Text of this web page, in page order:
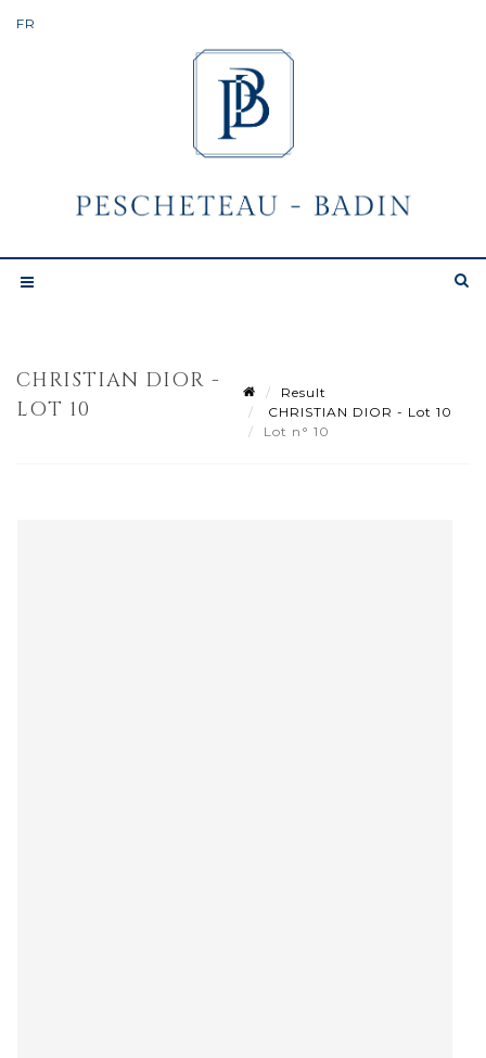
CHRISTIAN DIOR -
LOT 10
Result
CHRISTIAN DIOR - Lot 10
Lot n° 10